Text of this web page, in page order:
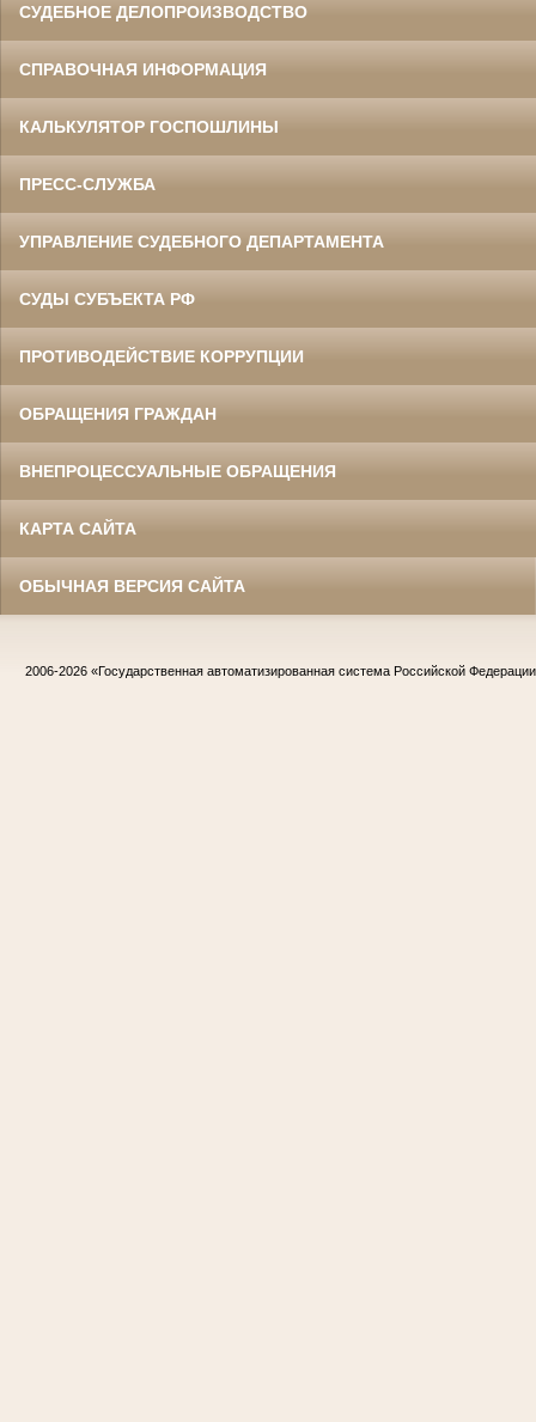
СУДЕБНОЕ ДЕЛОПРОИЗВОДСТВО
СПРАВОЧНАЯ ИНФОРМАЦИЯ
КАЛЬКУЛЯТОР ГОСПОШЛИНЫ
ПРЕСС-СЛУЖБА
УПРАВЛЕНИЕ СУДЕБНОГО ДЕПАРТАМЕНТА
СУДЫ СУБЪЕКТА РФ
ПРОТИВОДЕЙСТВИЕ КОРРУПЦИИ
ОБРАЩЕНИЯ ГРАЖДАН
ВНЕПРОЦЕССУАЛЬНЫЕ ОБРАЩЕНИЯ
КАРТА САЙТА
ОБЫЧНАЯ ВЕРСИЯ САЙТА
2006-2026 «Государственная автоматизированная система Российской